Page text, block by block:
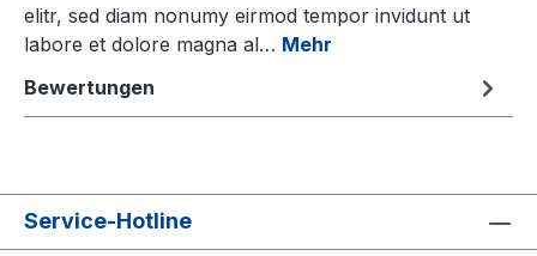
elitr, sed diam nonumy eirmod tempor invidunt ut
labore et dolore magna al… Mehr
Bewertungen
Service-Hotline